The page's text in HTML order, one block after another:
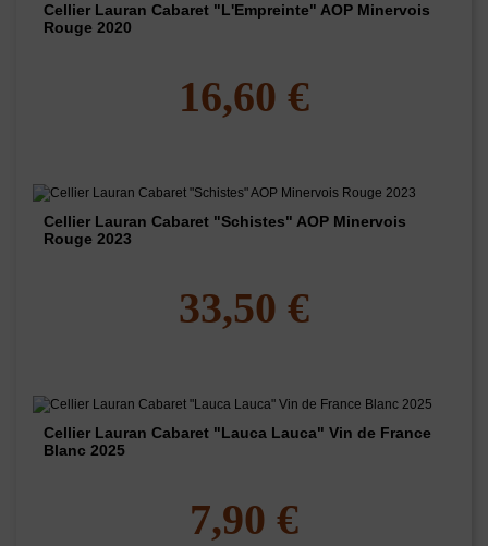
Cellier Lauran Cabaret "L'Empreinte" AOP Minervois
Rouge 2020
16,60 €
Cellier Lauran Cabaret "Schistes" AOP Minervois
Rouge 2023
33,50 €
Cellier Lauran Cabaret "Lauca Lauca" Vin de France
Blanc 2025
7,90 €